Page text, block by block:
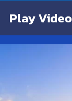
Play Video